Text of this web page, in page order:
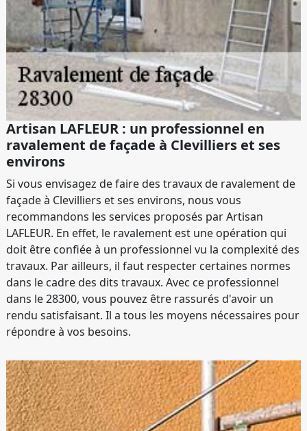
Artisan LAFLEUR : un professionnel en
ravalement de façade à Clevilliers et ses
environs
Si vous envisagez de faire des travaux de ravalement de
façade à Clevilliers et ses environs, nous vous
recommandons les services proposés par Artisan
LAFLEUR. En effet, le ravalement est une opération qui
doit être confiée à un professionnel vu la complexité des
travaux. Par ailleurs, il faut respecter certaines normes
dans le cadre des dits travaux. Avec ce professionnel
dans le 28300, vous pouvez être rassurés d'avoir un
rendu satisfaisant. Il a tous les moyens nécessaires pour
répondre à vos besoins.